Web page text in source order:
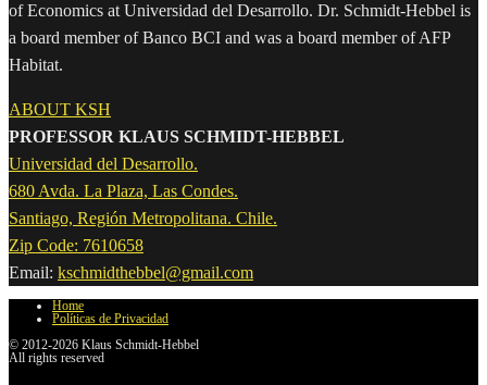
of Economics at Universidad del Desarrollo. Dr. Schmidt-Hebbel is
a board member of Banco BCI and was a board member of AFP
Habitat.
ABOUT KSH
PROFESSOR KLAUS SCHMIDT-HEBBEL
Universidad del Desarrollo.
680 Avda. La Plaza, Las Condes.
Santiago, Región Metropolitana. Chile.
Zip Code: 7610658
Email: kschmidthebbel@gmail.com
Home
Políticas de Privacidad
© 2012-2026 Klaus Schmidt-Hebbel
All rights reserved